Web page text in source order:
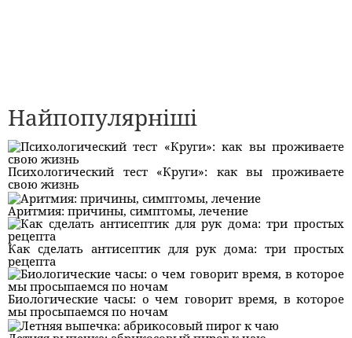
Найпопулярніші
Психологический тест «Круги»: как вы проживаете
свою жизнь
Аритмия: причины, симптомы, лечение
Как сделать антисептик для рук дома: три простых
рецепта
Биологические часы: о чем говорит время, в которое
мы просыпаемся по ночам